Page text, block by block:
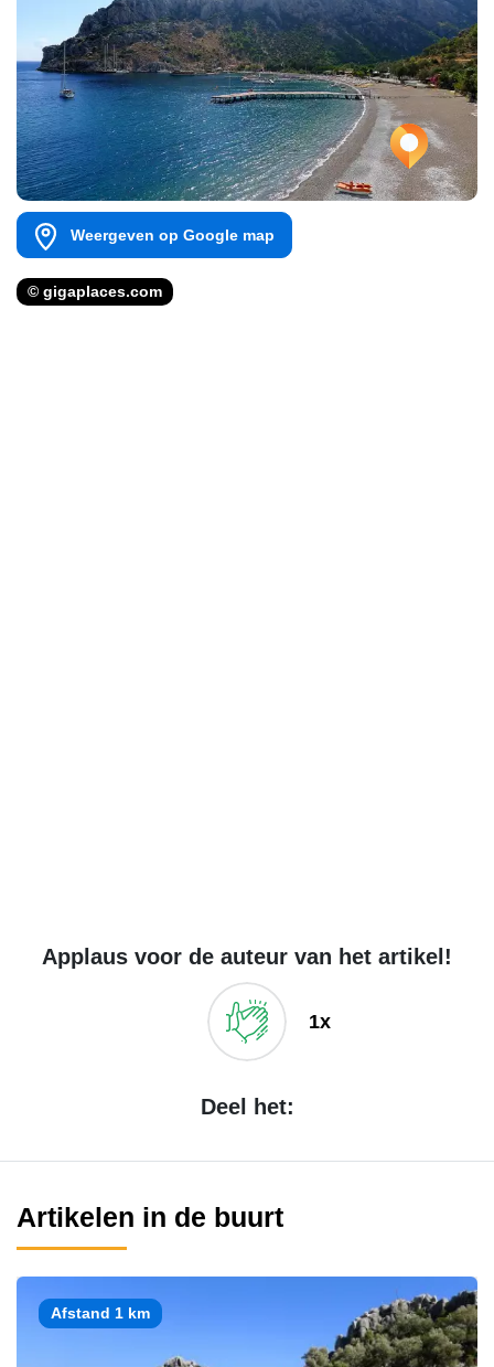
Weergeven op Google map
© gigaplaces.com
Applaus voor de auteur van het artikel!
1x
Deel het:
Artikelen in de buurt
Afstand 1 km